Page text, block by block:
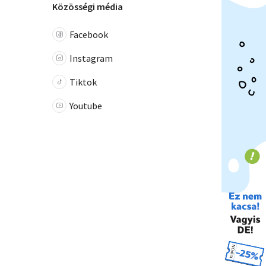
Közösségi média
Facebook
Instagram
Tiktok
Youtube